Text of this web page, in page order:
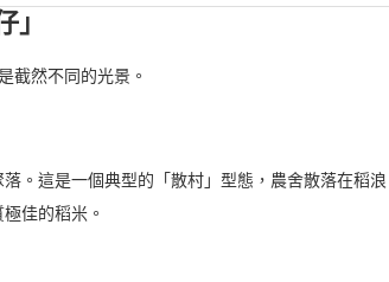
截然不同的光景。
。這是一個典型的「散村」型態，農舍散落在稻浪
佳的稻米。